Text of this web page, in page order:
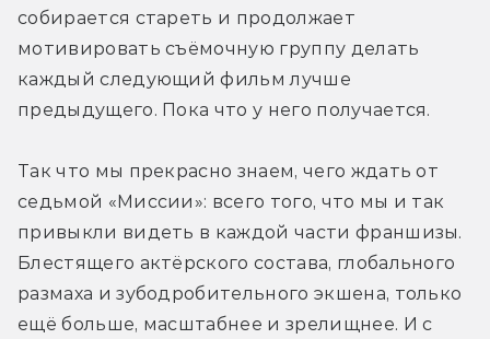
собирается стареть и продолжает
мотивировать съёмочную группу делать
каждый следующий фильм лучше
предыдущего. Пока что у него получается.
Так что мы прекрасно знаем, чего ждать от
седьмой «Миссии»: всего того, что мы и так
привыкли видеть в каждой части франшизы.
Блестящего актёрского состава, глобального
размаха и зубодробительного экшена, только
ещё больше, масштабнее и зрелищнее. И с